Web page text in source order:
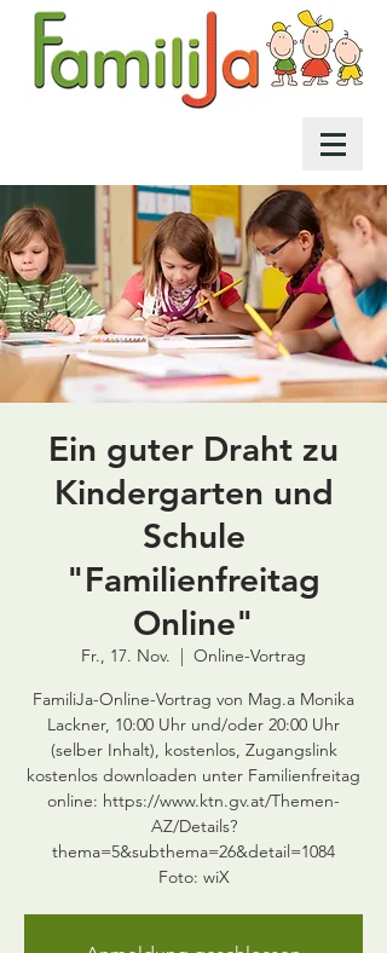
Ein guter Draht zu
Kindergarten und
Schule
"Familienfreitag
Online"
Fr., 17. Nov.
  |
Online-Vortrag
FamiliJa-Online-Vortrag von Mag.a Monika
Lackner, 10:00 Uhr und/oder 20:00 Uhr
(selber Inhalt), kostenlos, Zugangslink
kostenlos downloaden unter Familienfreitag
online: https://www.ktn.gv.at/Themen-
AZ/Details?
thema=5&subthema=26&detail=1084
Foto: wiX